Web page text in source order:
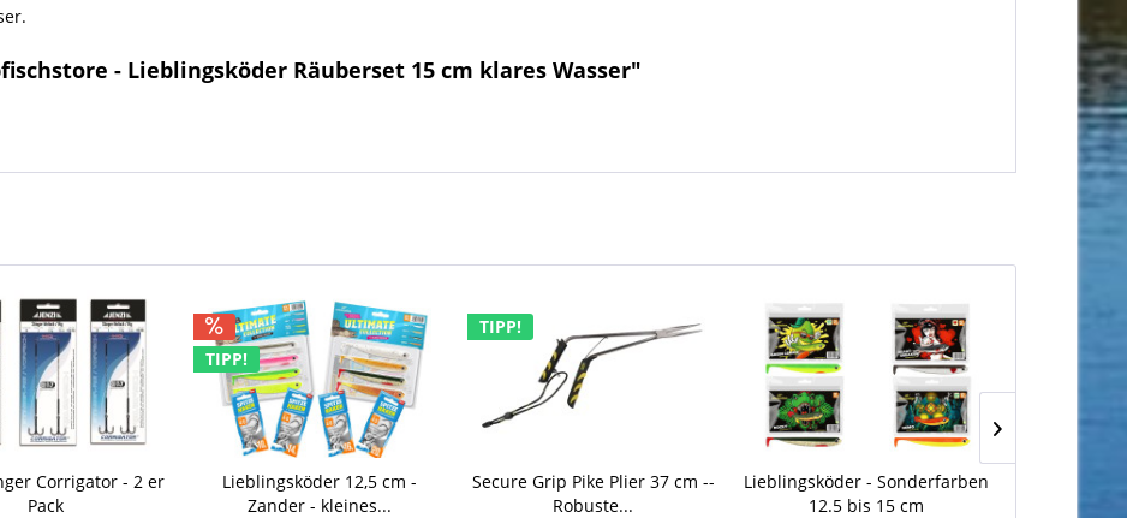
- Lieblingsköder Räuberset 15 cm klares Wasser"
Corrigator - 2 er
Pack
TIPP!
Lieblingsköder 12,5 cm -
Zander - kleines...
TIPP!
Secure Grip Pike Plier 37 cm --
Robuste...
Lieblingsköder - Sonderfarben
12.5 bis 15 cm